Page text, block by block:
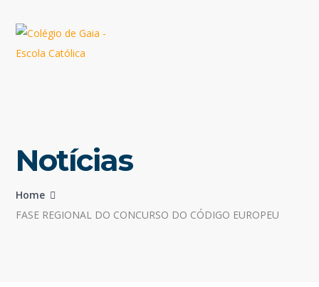
Notícias
Home
FASE REGIONAL DO CONCURSO DO CÓDIGO EUROPEU